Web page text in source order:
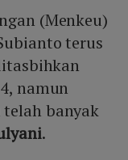
(Menkeu)
terus
namun
banyak
.